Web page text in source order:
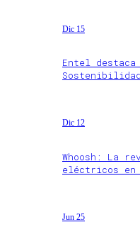
Dic 15
Entel
Sostenibilidad
Dic 12
Whoosh: La
eléctricos en
Jun 25